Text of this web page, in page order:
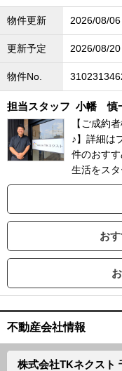
物件更新 2026/08/06
更新予定 2026/08/20
物件No.
担当スタッフ 小幡 慎
【ご成約
♪】詳細は
件のおす
生活をス
お
不動産会社情報
株式会社TKネクスト